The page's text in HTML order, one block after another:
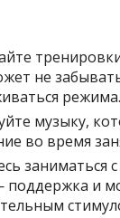
не
режима.
музыку,
во время
заниматься
поддержка и